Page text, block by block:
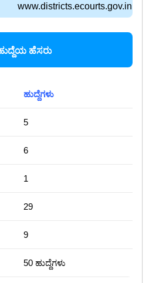
www.districts.ecourts.gov.in
ಹೆಸರು
ಹುದ್ದೆಗಳು
5
6
1
29
9
50 ಹುದ್ದೆಗಳು